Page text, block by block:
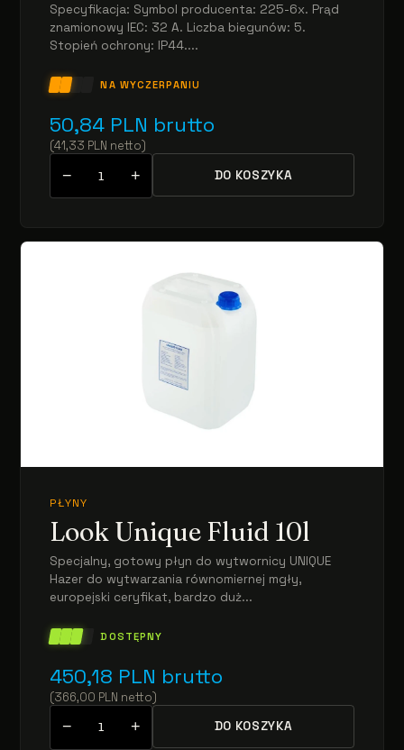
Specyfikacja: Symbol producenta: 225-6x. Prąd
znamionowy IEC: 32 A. Liczba biegunów: 5.
Stopień ochrony: IP44....
NA WYCZERPANIU
50,84 PLN brutto
(41,33 PLN netto)
− + DO KOSZYKA
PŁYNY
Look Unique Fluid 10l
Specjalny, gotowy płyn do wytwornicy UNIQUE
Hazer do wytwarzania równomiernej mgły,
europejski ceryfikat, bardzo duż...
DOSTĘPNY
450,18 PLN brutto
(366,00 PLN netto)
− + DO KOSZYKA